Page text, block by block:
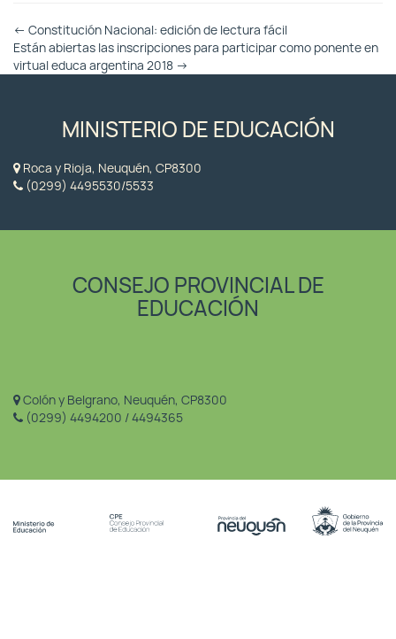
Otras
Entradas
← Constitución Nacional: edición de lectura fácil
Están abiertas las inscripciones para participar como ponente en
virtual educa argentina 2018 →
MINISTERIO DE EDUCACIÓN
Roca y Rioja, Neuquén, CP8300
(0299) 4495530/5533
CONSEJO PROVINCIAL DE
EDUCACIÓN
Colón y Belgrano, Neuquén, CP8300
(0299) 4494200 / 4494365